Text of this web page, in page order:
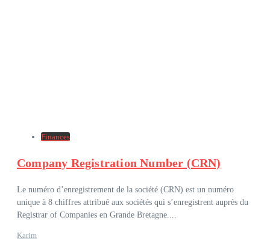
Finances
Company Registration Number (CRN)
Le numéro d’enregistrement de la société (CRN) est un numéro
unique à 8 chiffres attribué aux sociétés qui s’enregistrent auprès du
Registrar of Companies en Grande Bretagne....
Karim